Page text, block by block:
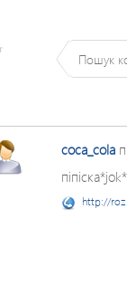
coca_cola
піпіска*jok*
http://